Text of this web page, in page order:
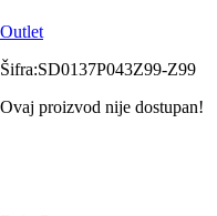
Outlet
Šifra:SD0137P043Z99-Z99
Ovaj proizvod nije dostupan!